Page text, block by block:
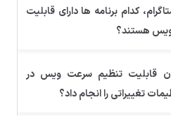
کدام برنامه ها دارای قابلیت
هستند؟
قابلیت تنظیم سرعت ویس در
تغییراتی را انجام داد؟